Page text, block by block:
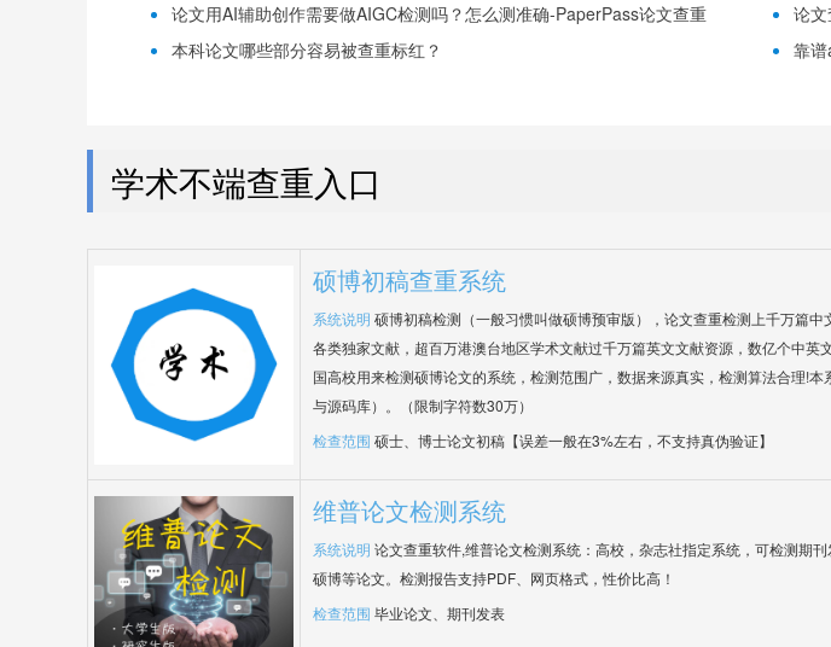
论文用AI辅助创作需要做AIGC检测吗？怎么测准确-PaperPass论文查重
论
本科论文哪些部分容易被查重标红？
靠
学术不端查重入口
硕博初稿查重系统
系统说明 硕博初稿检测（一般习惯叫做硕博预审版），论文查重检测上千万篇中
各类独家文献，超百万港澳台地区学术文献过千万篇英文文献资源，数亿个中英
国高校用来检测硕博论文的系统，检测范围广，数据来源真实，检测算法合理!本
与源码库）。（限制字符数30万）
检查范围 硕士、博士论文初稿【误差一般在3%左右，不支持真伪验证】
维普论文检测系统
系统说明 论文查重软件,维普论文检测系统：高校，杂志社指定系统，可检测期刊
硕博等论文。检测报告支持PDF、网页格式，性价比高！
检查范围 毕业论文、期刊发表